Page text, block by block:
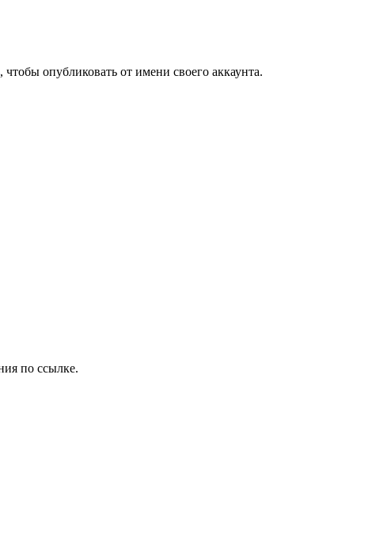
, чтобы опубликовать от имени своего аккаунта.
по ссылке.